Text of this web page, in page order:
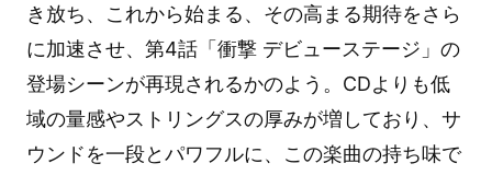
き放ち、これから始まる、その高まる期待をさら
に加速させ、第4話「衝撃 デビューステージ」の
登場シーンが再現されるかのよう。CDよりも低
域の量感やストリングスの厚みが増しており、サ
ウンドを一段とパワフルに、この楽曲の持ち味で